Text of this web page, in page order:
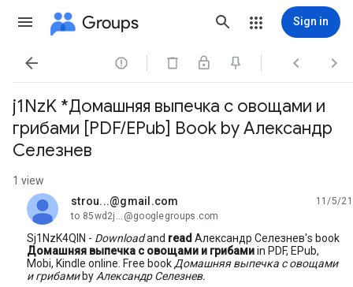
Groups Sign in
   
j1NzK *Домашняя выпечка с овощами и
грибами [PDF/EPub] Book by Александр
Селезнев
1 view
strou...@gmail.com
unread,
11/5/21
to 85wd2j...@googlegroups.com
Sj1NzK4QlN - Downloadand read Александр Селезнев's book
Домашняя выпечка с овощами и грибамиin PDF, EPub,
Mobi, Kindle online. Free book Домашняя выпечка с овощами
и грибамиby Александр Селезнев.